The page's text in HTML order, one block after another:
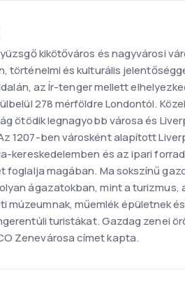
kikötőváros és nagyvárosi
történelmi és kulturális
az Ír-tenger mellett
278 mérföldre Londontól.
ötödik legnagyobb városa és
1207-ben városként alapított
kereskedelemben és az ipari
foglalja magában. Ma sokszínű
ágazatokban, mint a turizmus,
múzeumnak, műemlék épületnek
turistákat. Gazdag zenei
Zenevárosa címet kapta.